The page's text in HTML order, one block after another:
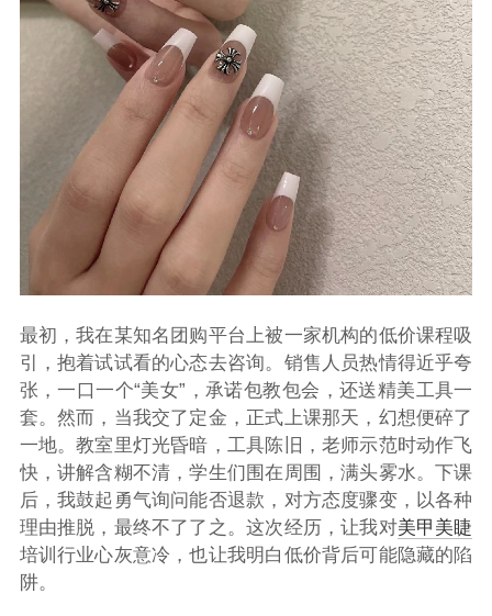
最初，我在某知名团购平台上被一家机构的低价课程吸
引，抱着试试看的心态去咨询。销售人员热情得近乎夸
张，一口一个“美女”，承诺包教包会，还送精美工具一
套。然而，当我交了定金，正式上课那天，幻想便碎了
一地。教室里灯光昏暗，工具陈旧，老师示范时动作飞
快，讲解含糊不清，学生们围在周围，满头雾水。下课
后，我鼓起勇气询问能否退款，对方态度骤变，以各种
理由推脱，最终不了了之。这次经历，让我对美甲美睫
培训行业心灰意冷，也让我明白低价背后可能隐藏的陷
阱。